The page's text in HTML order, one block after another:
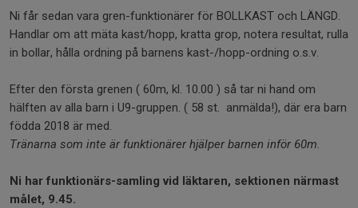
Ni får sedan vara gren-funktionärer för BOLLKAST och LÄNGD.
Handlar om att mäta kast/hopp, kratta grop, notera resultat, rulla
in bollar, hålla ordning på barnens kast-/hopp-ordning o.s.v.
Efter den första grenen ( 60m, kl. 10.00 ) så tar ni hand om
hälften av alla barn i U9-gruppen. ( 58 st. anmälda!), där era barn
födda 2018 är med.
Tränarna som inte är funktionärer hjälper barnen inför 60m.
Ni har funktionärs-samling vid läktaren, sektionen närmast
målet, 9.45.